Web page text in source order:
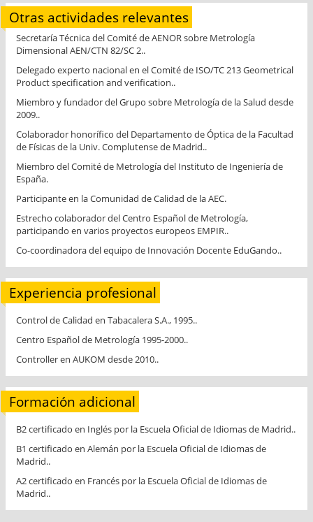
Otras actividades relevantes
Secretaría Técnica del Comité de AENOR sobre Metrología
Dimensional AEN/CTN 82/SC 2..
Delegado experto nacional en el Comité de ISO/TC 213 Geometrical
Product specification and verification..
Miembro y fundador del Grupo sobre Metrología de la Salud desde
2009..
Colaborador honorífico del Departamento de Óptica de la Facultad
de Físicas de la Univ. Complutense de Madrid..
Miembro del Comité de Metrología del Instituto de Ingeniería de
España.
Participante en la Comunidad de Calidad de la AEC.
Estrecho colaborador del Centro Español de Metrología,
participando en varios proyectos europeos EMPIR..
Co-coordinadora del equipo de Innovación Docente EduGando..
Experiencia profesional
Control de Calidad en Tabacalera S.A., 1995..
Centro Español de Metrología 1995-2000..
Controller en AUKOM desde 2010..
Formación adicional
B2 certificado en Inglés por la Escuela Oficial de Idiomas de Madrid..
B1 certificado en Alemán por la Escuela Oficial de Idiomas de
Madrid..
A2 certificado en Francés por la Escuela Oficial de Idiomas de
Madrid..